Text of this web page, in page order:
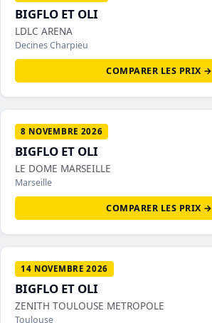
BIGFLO ET OLI
LDLC ARENA
Decines Charpieu
COMPARER LES PRIX →
8 NOVEMBRE 2026
BIGFLO ET OLI
LE DOME MARSEILLE
Marseille
COMPARER LES PRIX →
14 NOVEMBRE 2026
BIGFLO ET OLI
ZENITH TOULOUSE METROPOLE
Toulouse